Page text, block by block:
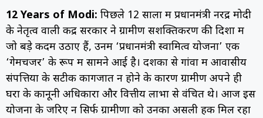
12 Years of Modi: पिछले 12 सालों में प्रधानमंत्री नरेंद्र मोदी
के नेतृत्व वाली केंद्र सरकार ने ग्रामीण सशक्तिकरण की दिशा में
जो बड़े कदम उठाए हैं, उनमें ‘प्रधानमंत्री स्वामित्व योजना’ एक
‘गेमचेंजर’ के रूप में सामने आई है। दशकों से गांवों में आवासीय
संपत्तियों के सटीक कागजात न होने के कारण ग्रामीण अपने ही
घरों के कानूनी अधिकारों और वित्तीय लाभों से वंचित थे। आज इस
योजना के जरिए न सिर्फ ग्रामीणों को उनका असली हक मिल रहा